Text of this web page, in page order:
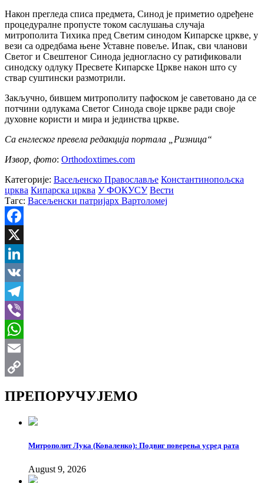
Након прегледа списа предмета, Синод је приметио одређене
процедуралне пропусте током саслушања случаја
митрополита Тихика пред Светим синодом Кипарске цркве, у
вези са одредбама њене Уставне повеље. Ипак, сви чланови
Светог и Свештеног Синода једногласно су ратификовали
синодску одлуку Пресвете Кипарске Цркве након што су
ствар суштински размотрили.
Закључно, бившем митрополиту пафоском је саветовано да се
потчини одлукама Светог Синода своје цркве ради своје
духовне користи и мира и јединства цркве.
Са енглеског превела редакција портала „Ризница“
Извор, фото: Оrthodoxtimes.com
Категорије: Васељенско Православље Константинопољска
црква Кипарска црква У ФОКУСУ Вести
Тагс: Васељенски патријарх Вартоломеј
Facebook
X
LinkedIn
VK
Telegram
Viber
WhatsApp
Email
ПРЕПОРУЧУЈЕМО
Митрополит Лука (Коваленко): Подвиг поверења усред рата
August 9, 2026